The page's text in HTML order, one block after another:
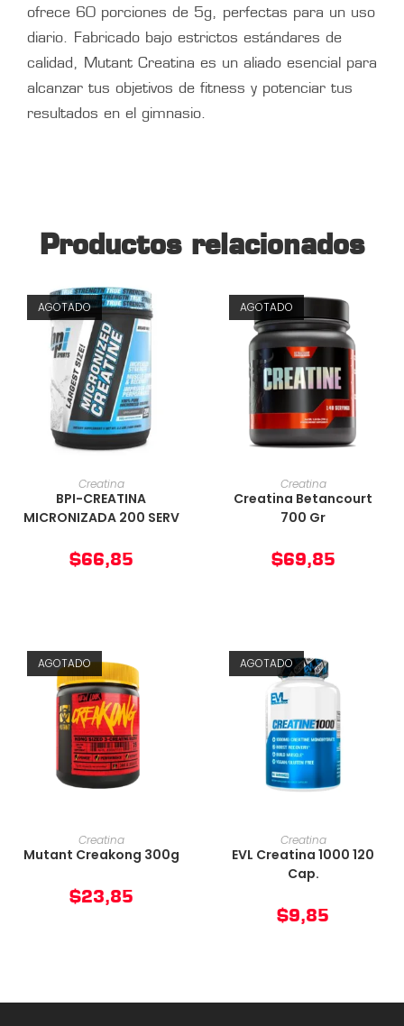
ofrece 60 porciones de 5g, perfectas para un uso
diario. Fabricado bajo estrictos estándares de
calidad, Mutant Creatina es un aliado esencial para
alcanzar tus objetivos de fitness y potenciar tus
resultados en el gimnasio.
Productos relacionados
AGOTADO
AÑADIR AL CARRITO
Creatina
BPI-CREATINA
MICRONIZADA 200 SERV
$66,85
AGOTADO
AÑADIR AL CARRITO
Creatina
Creatina Betancourt
700 Gr
$69,85
AGOTADO
AÑADIR AL CARRITO
Creatina
Mutant Creakong 300g
$23,85
AGOTADO
AÑADIR AL CARRITO
Creatina
EVL Creatina 1000 120
Cap.
$9,85